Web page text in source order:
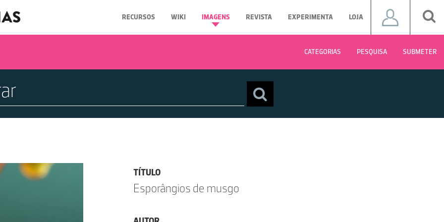
RECURSOS WIKI IMAGENS REVISTA EXPERIMENTA LOJA
CATEGORIAS PESQUISA SUBMETER
TÍTULO
Esporângios de musgo